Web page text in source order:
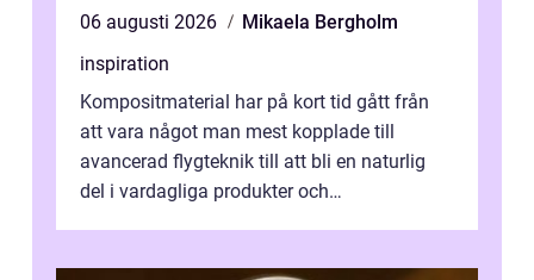
06 augusti 2026
Mikaela Bergholm
inspiration
Kompositmaterial har på kort tid gått från
att vara något man mest kopplade till
avancerad flygteknik till att bli en naturlig
del i vardagliga produkter och